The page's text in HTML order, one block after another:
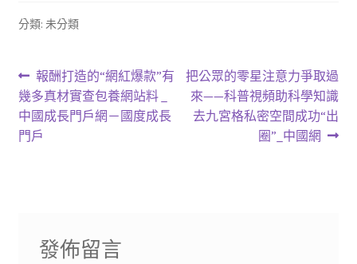
分類: 未分類
文
章
導
上
一
篇
文
報酬打造的“網紅爆款”有
幾多真材實查包養網站料 _
中國成長門戶網－國度成長
門戶
下
一
篇
把公眾的零星注意力爭取過
來——科普視頻助科學知識
去九宮格私密空間成功“出
圈”_中國網
發佈留言